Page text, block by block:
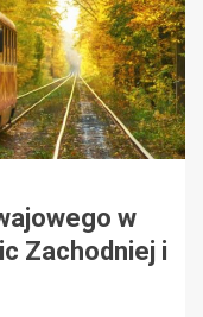
w
Zachodniej i